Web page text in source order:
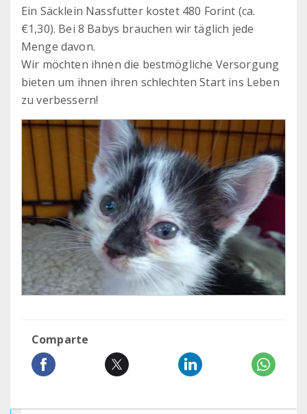
Ein Säcklein Nassfutter kostet 480 Forint (ca.
€1,30). Bei 8 Babys brauchen wir täglich jede
Menge davon.
Wir möchten ihnen die bestmögliche Versorgung
bieten um ihnen ihren schlechten Start ins Leben
zu verbessern!
Comparte